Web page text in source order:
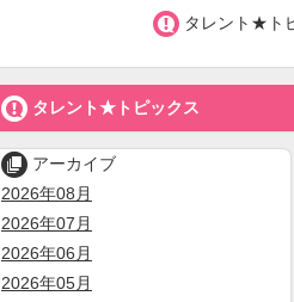
 タレント★ト
 タレント★トピックス
 アーカイブ
2026年08月
2026年07月
2026年06月
2026年05月